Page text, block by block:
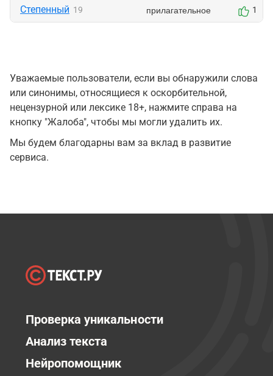
Степенный 19 прилагательное 1
Уважаемые пользователи, если вы обнаружили слова
или синонимы, относящиеся к оскорбительной,
нецензурной или лексике 18+, нажмите справа на
кнопку "Жалоба", чтобы мы могли удалить их.
Мы будем благодарны вам за вклад в развитие
сервиса.
Проверка уникальности
Анализ текста
Нейропомощник